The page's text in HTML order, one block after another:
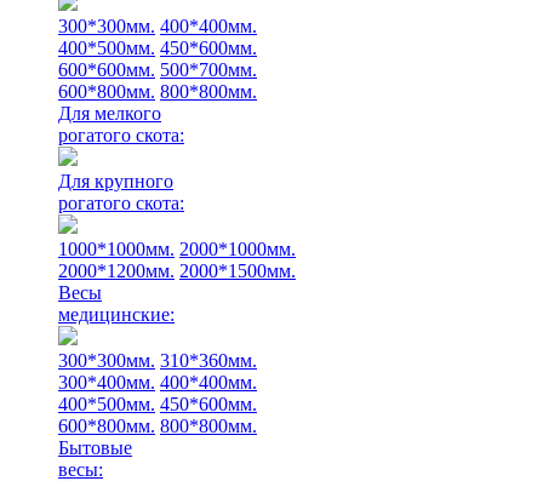
300*300мм. 400*400мм.
400*500мм. 450*600мм.
600*600мм. 500*700мм.
600*800мм. 800*800мм.
Для мелкого
рогатого скота:
Для крупного
рогатого скота:
1000*1000мм. 2000*1000мм.
2000*1200мм. 2000*1500мм.
Весы
медицинские:
300*300мм. 310*360мм.
300*400мм. 400*400мм.
400*500мм. 450*600мм.
600*800мм. 800*800мм.
Бытовые
весы: